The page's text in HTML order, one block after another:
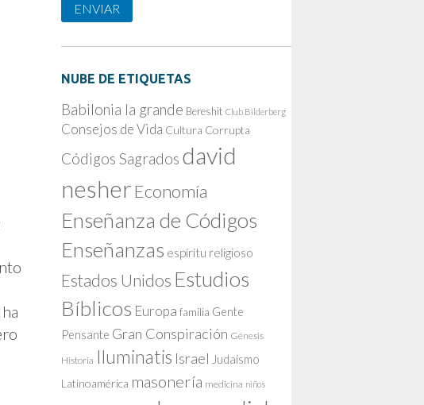
ENVIAR
NUBE DE ETIQUETAS
Babilonia la grande Bereshit Club Bilderberg
Consejos de Vida Cultura Corrupta
Códigos Sagrados david
nesher Economía
Enseñanza de Códigos
Enseñanzas espíritu religioso
Estados Unidos Estudios
Bíblicos Europa familia Gente
Pensante Gran Conspiración Génesis
Historia Iluminatis Israel Judaísmo
Latinoamérica masonería medicina niños